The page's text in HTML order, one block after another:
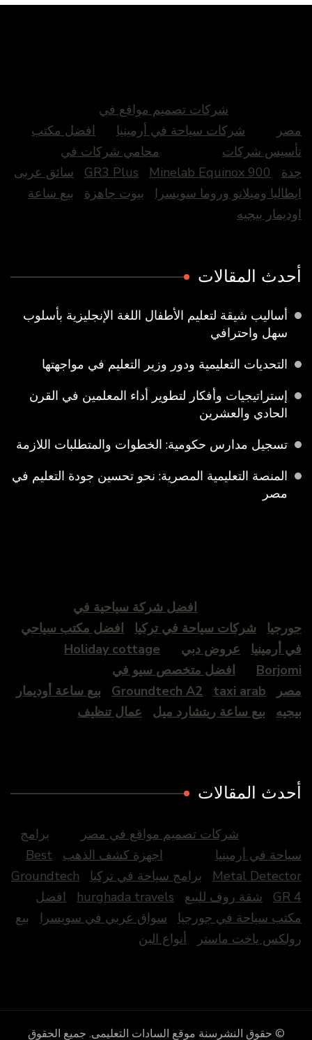
شركات تصميم مواقع في
مصر
شركات سياحة في أرمينيا
افضل مكتب
تأسيس شركات
محامي شركات في
جدة
GR3 Plus Minelab Equinox 900
سائق عربى
ايطاليا وميلانو وروما سويسرا
بيوت جاهزة
بيع ساعة
اوديمار بيجيه
أحدث المقالات
أساليب شيقة لتعليم الأطفال اللغة الإنجليزية بأسلوب
سهل واحترافي
التحديات التعليمية ودور وزير التعليم في مواجهتها
إستراتيجيات وأفكار لتطوير أداء المعلمين في القرن
الحادي والعشرين
تسجيل مدارس حكومية: الخطوات والمتطلبات اللازمة
المنصة التعليمية المصرية: نحو تحسين جودة التعليم في
مصر
افضل شركة سياحية في
جورجيا
شركات سياحة في تركيا
افضل مكتب سياحي
في أرمينيا
عروض دبي
Holiday cottage
Borjomi
افضل متخصص سيو في
مصر
Groundtech A2 taxi arab
بيع ساعة أوديمار
بيجيه
بيع ساعة ريتشارد ميل عمال تنظيف
أحدث المقالات
شركات تصميم مواقع في مصر
برامج
سياحة في أرمينيا
اجهزة كشف الذهب
Best
Metal Detector
برامج سياحة في تركيا
Groundtech
GR 4
شقة روف للبيع hurghada travels
افضل
مكتب سياحة في جورجيا
سواق عربي في سويسرا
بيع
رولكس ياخت ماستر
أنواع البن
© حقوق النشرسنة موقع السادات التعليمى. جميع الحقوق